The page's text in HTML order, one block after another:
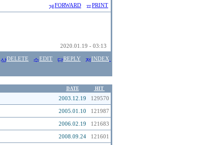
FORWARD PRINT
2020.01.19 - 03:13
DELETE EDIT REPLY INDEX
DATE
HIT
2003.12.19 129570
2005.01.10 121987
2006.02.19 121683
2008.09.24 121601